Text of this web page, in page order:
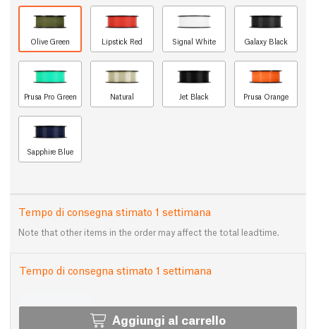
Olive Green Lipstick Red Signal White Galaxy Black
Prusa Pro Green Natural Jet Black Prusa Orange
Sapphire Blue
Tempo di consegna stimato 1 settimana
Note that other items in the order may affect the total leadtime.
Tempo di consegna stimato 1 settimana
Aggiungi al carrello